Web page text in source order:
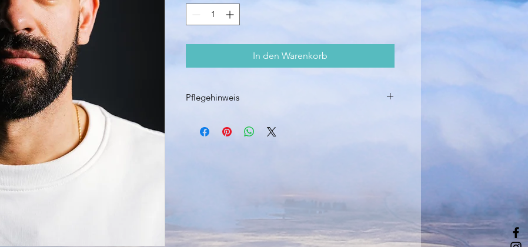
In den Warenkorb
Pflegehinweis
Nicht im Trockner trocknen.